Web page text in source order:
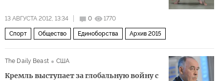
13 АВГУСТА 2012, 13:34 0 1770
Спорт Общество Единоборства Архив 2015
The Daily Beast США
Кремль выступает за глобальную войну с